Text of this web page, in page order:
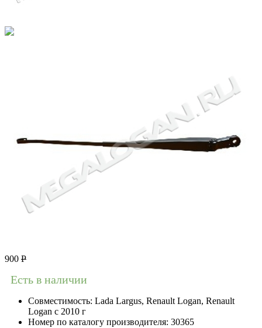
900 Р
Есть в наличии
Совместимость: Lada Largus, Renault Logan, Renault
Logan c 2010 г
Номер по каталогу производителя: 30365